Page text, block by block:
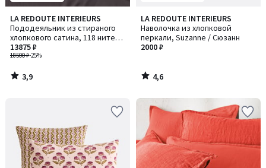
LA REDOUTE INTERIEURS
Пододеяльник из стираного
хлопкового сатина, 118 нитей/
см², Victor /Виктор
18500 ₽-25%
13875 ₽
3,9
/ 5
3,9
/
LA REDOUTE INTERIEURS
Наволочка из хлопковой
перкали, Suzanne / Сюзанн
2000 ₽
4,6
/ 5
4,6
/